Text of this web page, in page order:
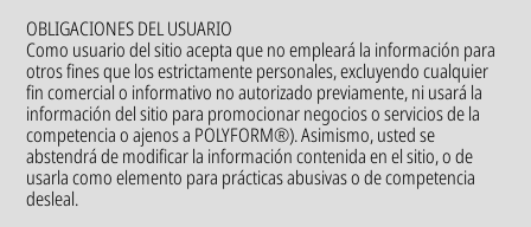
OBLIGACIONES DEL USUARIO
Como usuario del sitio acepta que no empleará la información para
otros fines que los estrictamente personales, excluyendo cualquier
fin comercial o informativo no autorizado previamente, ni usará la
información del sitio para promocionar negocios o servicios de la
competencia o ajenos a POLYFORM®). Asimismo, usted se
abstendrá de modificar la información contenida en el sitio, o de
usarla como elemento para prácticas abusivas o de competencia
desleal.